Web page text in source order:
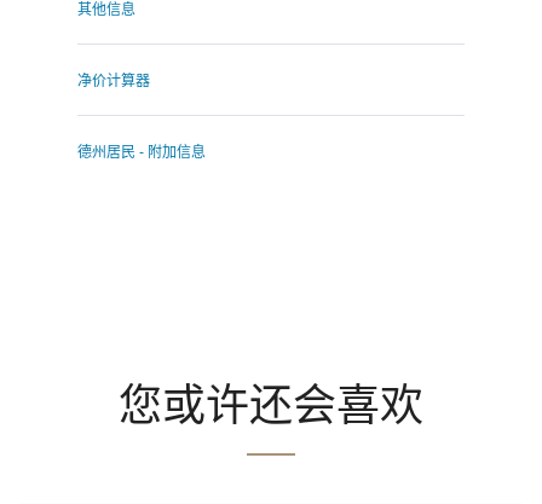
其他信息
净价计算器
德州居民 - 附加信息
您或许还会喜欢